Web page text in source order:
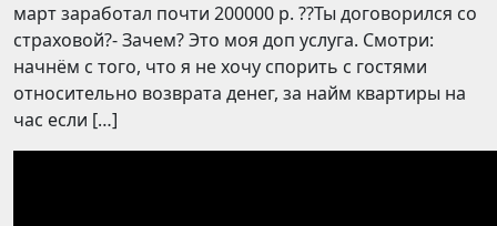
март заработал почти 200000 р. ??Ты договорился со
страховой?- Зачем? Это моя доп услуга. Смотри:
начнём с того, что я не хочу спорить с гостями
относительно возврата денег, за найм квартиры на
час если […]